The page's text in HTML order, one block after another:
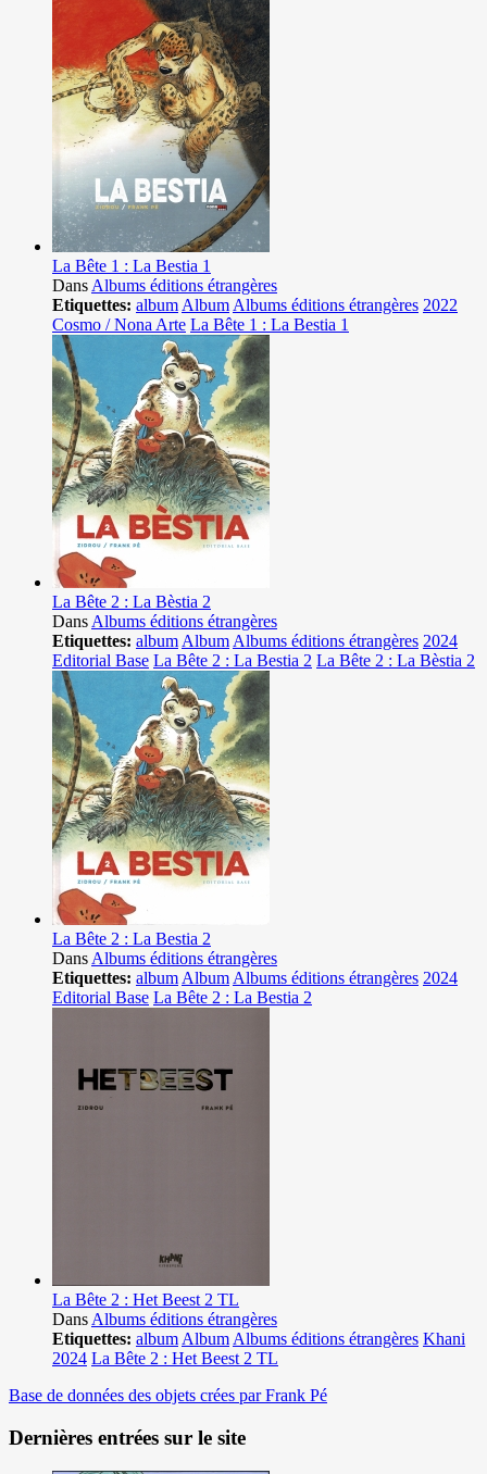
La Bête 1 : La Bestia 1
Dans Albums éditions étrangères
Etiquettes: album Album Albums éditions étrangères 2022
Cosmo / Nona Arte La Bête 1 : La Bestia 1
La Bête 2 : La Bèstia 2
Dans Albums éditions étrangères
Etiquettes: album Album Albums éditions étrangères 2024
Editorial Base La Bête 2 : La Bestia 2 La Bête 2 : La Bèstia 2
La Bête 2 : La Bestia 2
Dans Albums éditions étrangères
Etiquettes: album Album Albums éditions étrangères 2024
Editorial Base La Bête 2 : La Bestia 2
La Bête 2 : Het Beest 2 TL
Dans Albums éditions étrangères
Etiquettes: album Album Albums éditions étrangères Khani
2024 La Bête 2 : Het Beest 2 TL
Base de données des objets crées par Frank Pé
Dernières entrées sur le site